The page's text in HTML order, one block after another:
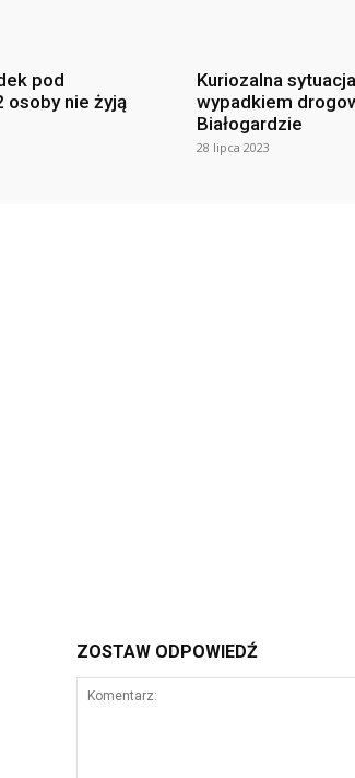
pod
osoby nie żyją
Kuriozalna
wypadkiem
Białogardzie
28 lipca 2023
ZOSTAW ODPOWIEDŹ